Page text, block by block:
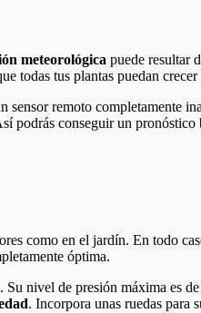
meteorológica puede resultar
todas tus plantas puedan
remoto completamente
podrás conseguir un pronóstico
como en el jardín. En todo
óptima.
nivel de presión máxima es
. Incorpora unas ruedas para